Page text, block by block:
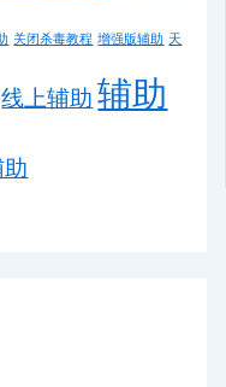
关闭杀毒教程 增强版辅助 天
线上辅助 辅助